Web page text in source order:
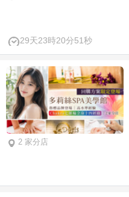
29天23時20分50秒
2 家分店